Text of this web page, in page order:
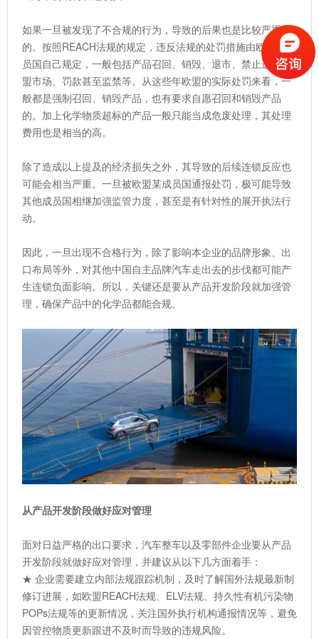
如果一旦被发现了不合规的行为，导致的后果也是比较严重
的。按照REACH法规的规定，违反法规的处罚措施由欧盟各成
员国自己规定，一般包括产品召回、销毁、退市、禁止进入欧
盟市场、罚款甚至监禁等。从这些年欧盟的实际处罚来看，一
般都是强制召回、销毁产品，也有要求自愿召回和销毁产品
的。加上化学物质超标的产品一般只能当成危废处理，其处理
费用也是相当的高。
除了造成以上提及的经济损失之外，其导致的后续连锁反应也
可能会相当严重。一旦被欧盟某成员国通报处罚，极可能导致
其他成员国相继加强监管力度，甚至是有针对性的展开执法行
动。
因此，一旦出现不合格行为，除了影响本企业的品牌形象、出
口布局等外，对其他中国自主品牌汽车走出去的步伐都可能产
生连锁负面影响。所以，关键还是要从产品开发阶段就加强管
理，确保产品中的化学品都能合规。
从产品开发阶段做好应对管理
面对日益严格的出口要求，汽车整车以及零部件企业要从产品
开发阶段就做好应对管理，并建议从以下几方面着手：
★ 企业需要建立内部法规跟踪机制，及时了解国外法规最新制
修订进展，如欧盟REACH法规、ELV法规、持久性有机污染物
POPs法规等的更新情况，关注国外执行机构通报情况等，避免
因管控物质更新跟进不及时而导致的违规风险。